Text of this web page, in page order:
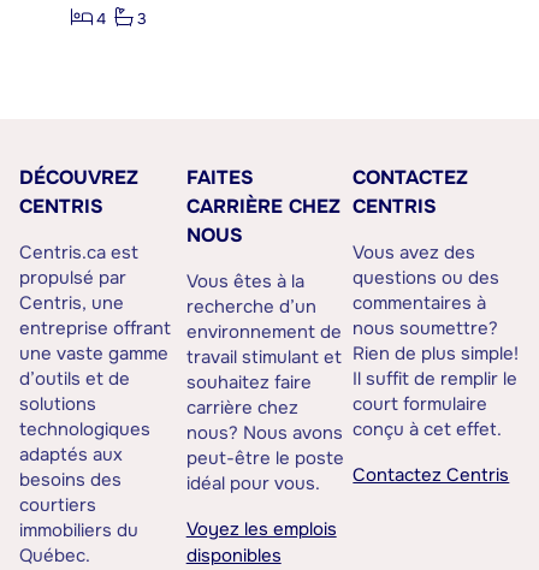
4 3
DÉCOUVREZ
CENTRIS
Centris.ca est
propulsé par
Centris, une
entreprise offrant
une vaste gamme
d’outils et de
solutions
technologiques
adaptés aux
besoins des
courtiers
immobiliers du
Québec.
FAITES
CARRIÈRE CHEZ
NOUS
Vous êtes à la
recherche d’un
environnement de
travail stimulant et
souhaitez faire
carrière chez
nous? Nous avons
peut-être le poste
idéal pour vous.
Voyez les emplois
disponibles
CONTACTEZ
CENTRIS
Vous avez des
questions ou des
commentaires à
nous soumettre?
Rien de plus simple!
Il suffit de remplir le
court formulaire
conçu à cet effet.
Contactez Centris